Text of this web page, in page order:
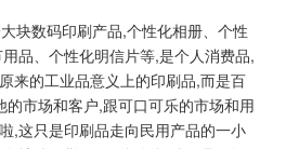
块数码印刷产品,个性化相册、个性
品、个性化明信片等,是个人消费品,
来的工业品意义上的印刷品,而是百
市场和客户,跟可口可乐的市场和用
,这只是印刷品走向民用产品的一小